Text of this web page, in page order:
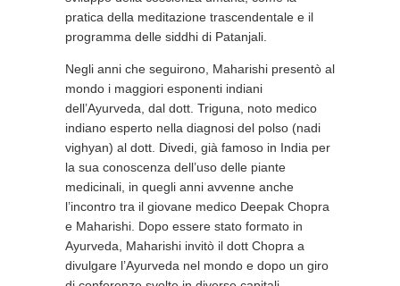
pratica della meditazione trascendentale e il
programma delle siddhi di Patanjali.
Negli anni che seguirono, Maharishi presentò al
mondo i maggiori esponenti indiani
dell’Ayurveda, dal dott. Triguna, noto medico
indiano esperto nella diagnosi del polso (nadi
vighyan) al dott. Divedi, già famoso in India per
la sua conoscenza dell’uso delle piante
medicinali, in quegli anni avvenne anche
l’incontro tra il giovane medico Deepak Chopra
e Maharishi. Dopo essere stato formato in
Ayurveda, Maharishi invitò il dott Chopra a
divulgare l’Ayurveda nel mondo e dopo un giro